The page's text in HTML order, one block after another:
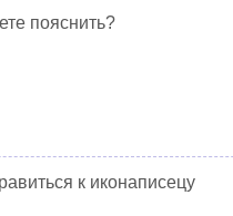
пояснить?
к иконаписецу